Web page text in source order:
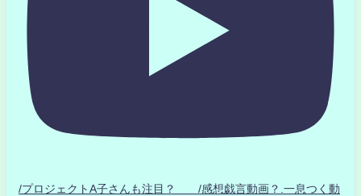
/プロジェクトA子さんも注目？ /感想戯言動画？.一息つく動